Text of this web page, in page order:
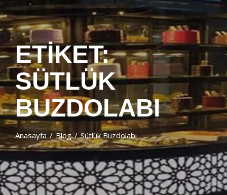
ETIKET:
SÜTLÜK
BUZDOLABI
Anasayfa Blog Sütlük Buzdolabı